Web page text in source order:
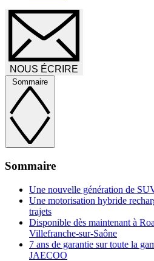
NOUS ÉCRIRE
Sommaire
Sommaire
Une nouvelle génération de
Une motorisation hybride
trajets
Disponible dès maintenant à
Villefranche-sur-Saône
7 ans de garantie sur toute la
JAECOO